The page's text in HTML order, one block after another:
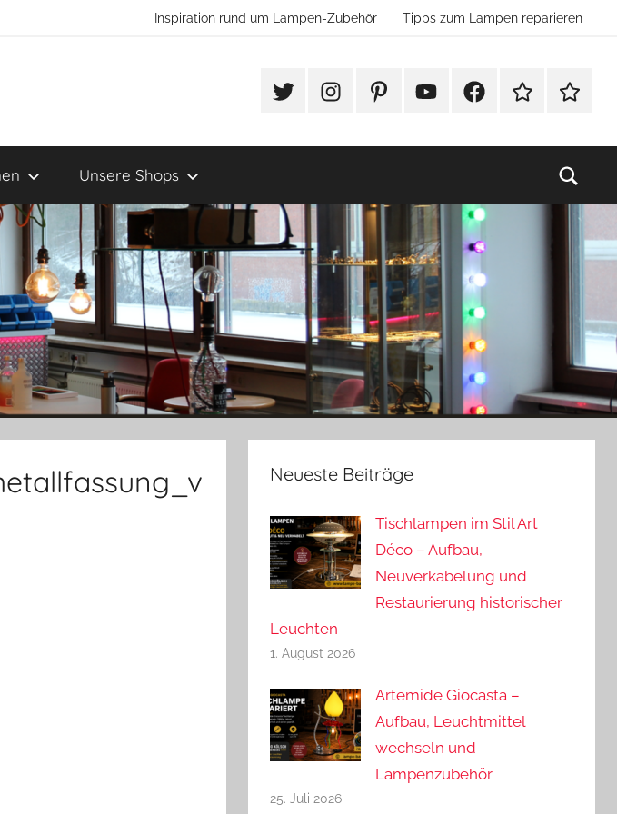
Inspiration rund um Lampen-Zubehör Tipps zum Lampen reparieren
#TwitterInstagramPinterestYouTubeFacebook
TikTok
Unsere Shops
Neueste Beiträge
Tischlampen im Stil Art
Déco – Aufbau,
Neuverkabelung und
Restaurierung historischer
Leuchten
1. August 2026
Artemide Giocasta –
Aufbau, Leuchtmittel
wechseln und
Lampenzubehör
25. Juli 2026